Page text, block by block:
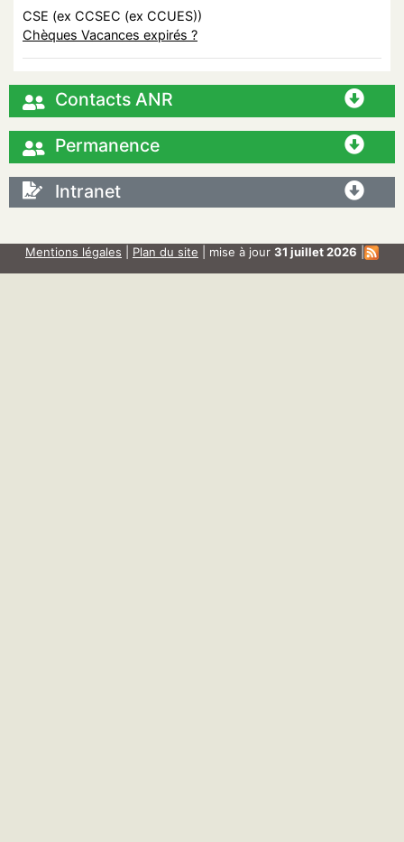
CSE (ex CCSEC (ex CCUES))
Chèques Vacances expirés ?
Contacts ANR
Permanence
Intranet
Mentions légales Plan du site | mise à jour 31 juillet 2026